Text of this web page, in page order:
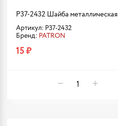
P37-2432 Шайба металлическая
Артикул: P37-2432
Бренд: PATRON
15 ₽